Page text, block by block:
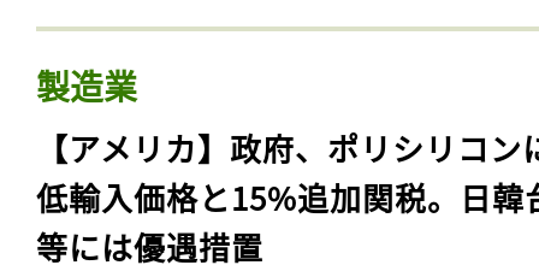
製造業
【アメリカ】政府、ポリシリコン
低輸入価格と15%追加関税。日韓
等には優遇措置